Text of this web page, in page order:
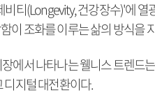
티(Longevity, 건강장수)'에
이 조화를 이루는 삶의 방식을
에서 나타나는 웰니스 트렌드
디지털 대전환이다.